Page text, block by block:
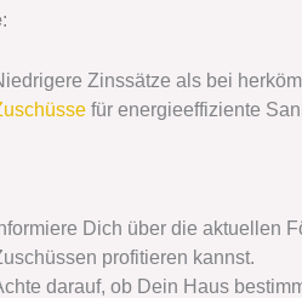
:
Zinssätze als bei
für energieeffiziente
Dich über die aktuellen
profitieren kannst.
darauf, ob Dein Haus